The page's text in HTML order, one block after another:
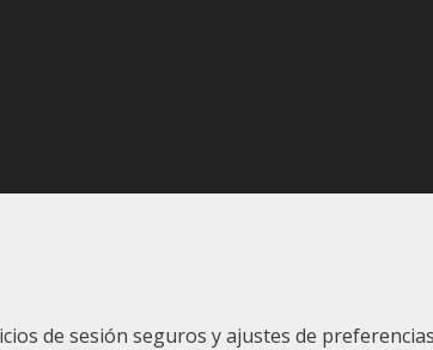
de sesión seguros y ajustes de